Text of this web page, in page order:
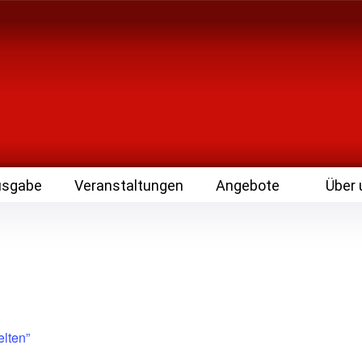
Zeitschrift für Leute
Veranstaltungen Angebote Über